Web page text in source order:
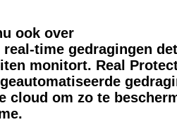
ook over
real-time gedragingen
monitort. Real
cloud om zo te